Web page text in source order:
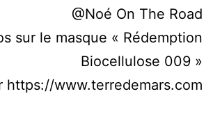
@Noé On The Road
sur le masque « Rédemption
Biocellulose 009 »
https://www.terredemars.com